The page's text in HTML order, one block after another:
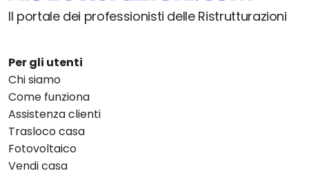
Il portale dei professionisti delle Ristrutturazioni
Per gli utenti
Chi siamo
Come funziona
Assistenza clienti
Trasloco casa
Fotovoltaico
Vendi casa